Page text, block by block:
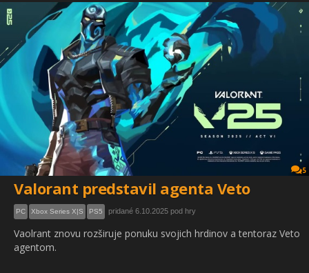
5
Valorant predstavil agenta Veto
PC Xbox Series X|S PS5 pridané 6.10.2025 pod hry
Vaolrant znovu rozširuje ponuku svojich hrdinov a tentoraz Veto
agentom.